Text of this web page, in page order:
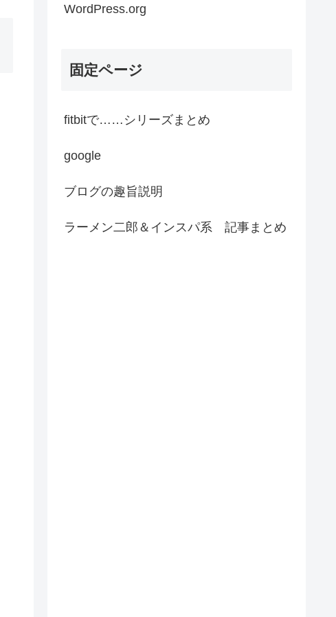
WordPress.org
固定ページ
fitbitで……シリーズまとめ
google
ブログの趣旨説明
ラーメン二郎＆インスパ系 記事まとめ